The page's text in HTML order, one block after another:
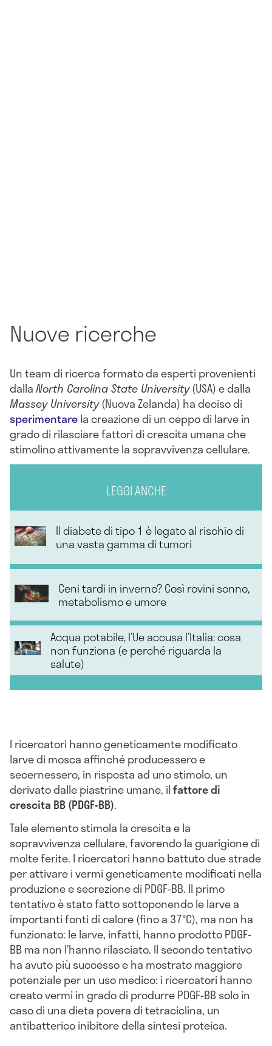
Nuove ricerche
Un team di ricerca formato da esperti provenienti
dallaNorth Carolina State University(USA) e dalla
Massey University(Nuova Zelanda) ha deciso di
sperimentarela creazione di un ceppo di larve in
grado di rilasciare fattori di crescita umana che
stimolino attivamente la sopravvivenza cellulare.
LEGGI ANCHE
Il diabete di tipo 1 è legato al rischio di
una vasta gamma di tumori
Ceni tardi in inverno? Così rovini sonno,
metabolismo e umore
Acqua potabile, l’Ue accusa l’Italia: cosa
non funziona (e perché riguarda la
salute)
I ricercatori hanno geneticamente modificato
larve di mosca affinché producessero e
secernessero, in risposta ad uno stimolo, un
derivato dalle piastrine umane, ilfattore di
crescita BB (PDGF-BB).
Tale elemento stimola la crescita e la
sopravvivenza cellulare, favorendo la guarigione di
molte ferite. I ricercatori hanno battuto due strade
per attivare i vermi geneticamente modificati nella
produzione e secrezione di PDGF-BB. Il primo
tentativo è stato fatto sottoponendo le larve a
importanti fonti di calore (fino a 37°C), ma non ha
funzionato: le larve, infatti, hanno prodotto PDGF-
BB ma non l’hanno rilasciato. Il secondo tentativo
ha avuto più successo e ha mostrato maggiore
potenziale per un uso medico: i ricercatori hanno
creato vermi in grado di produrre PDGF-BB solo in
caso di una dieta povera di tetraciclina, un
antibatterico inibitore della sintesi proteica.